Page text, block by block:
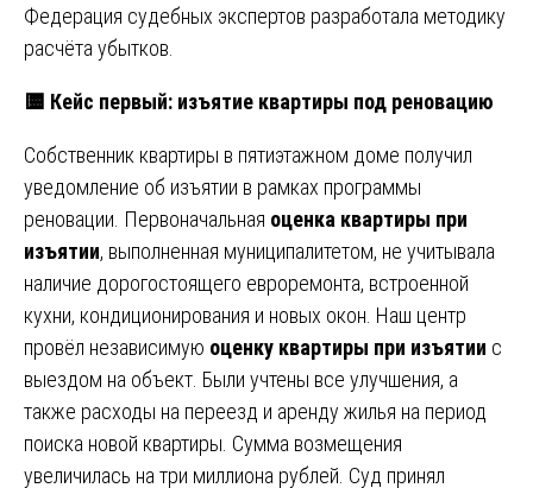
Федерация судебных экспертов разработала методику
расчёта убытков.
🟨 Кейс первый: изъятие квартиры под реновацию
Собственник квартиры в пятиэтажном доме получил
уведомление об изъятии в рамках программы
реновации. Первоначальная оценка квартиры при
изъятии, выполненная муниципалитетом, не учитывала
наличие дорогостоящего евроремонта, встроенной
кухни, кондиционирования и новых окон. Наш центр
провёл независимую оценку квартиры при изъятии с
выездом на объект. Были учтены все улучшения, а
также расходы на переезд и аренду жилья на период
поиска новой квартиры. Сумма возмещения
увеличилась на три миллиона рублей. Суд принял